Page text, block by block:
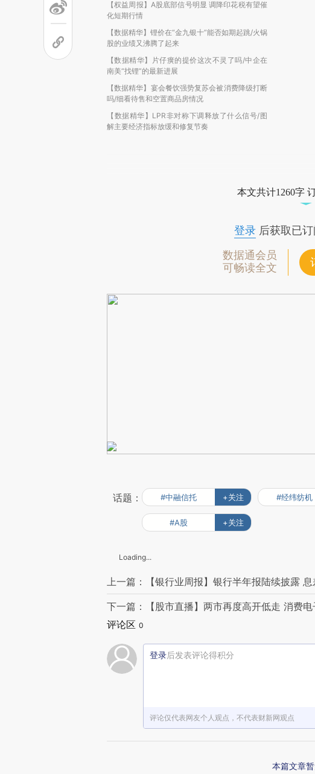
【权益周报】A股底部信号明显 调降印花税有望催
化短期行情
【数据精华】锂价在“金九银十”能否如期起跳/火锅
股的业绩又沸腾了起来
【数据精华】片仔癀的提价这次不灵了吗/中企在
南美“找锂”的最新进展
【数据精华】宴会餐饮强势复苏会被消费降级打断
吗/细看待售和空置商品房情况
【数据精华】LPR非对称下调释放了什么信号/图
解主要经济指标放缓和修复节奏
本文共计1260字
登录后获取已订
数据通会员
可畅读全文
话题： #中融信托 +关注 #经纬纺机
#A股 +关注
Loading...
上一篇：【银行业周报】银行半年报陆续披露
下一篇：【股市直播】两市再度高开低走 消费
评论区 0
登录后发表评论得积分
评论仅代表网友个人观点，不代表财新网观点
本篇文章